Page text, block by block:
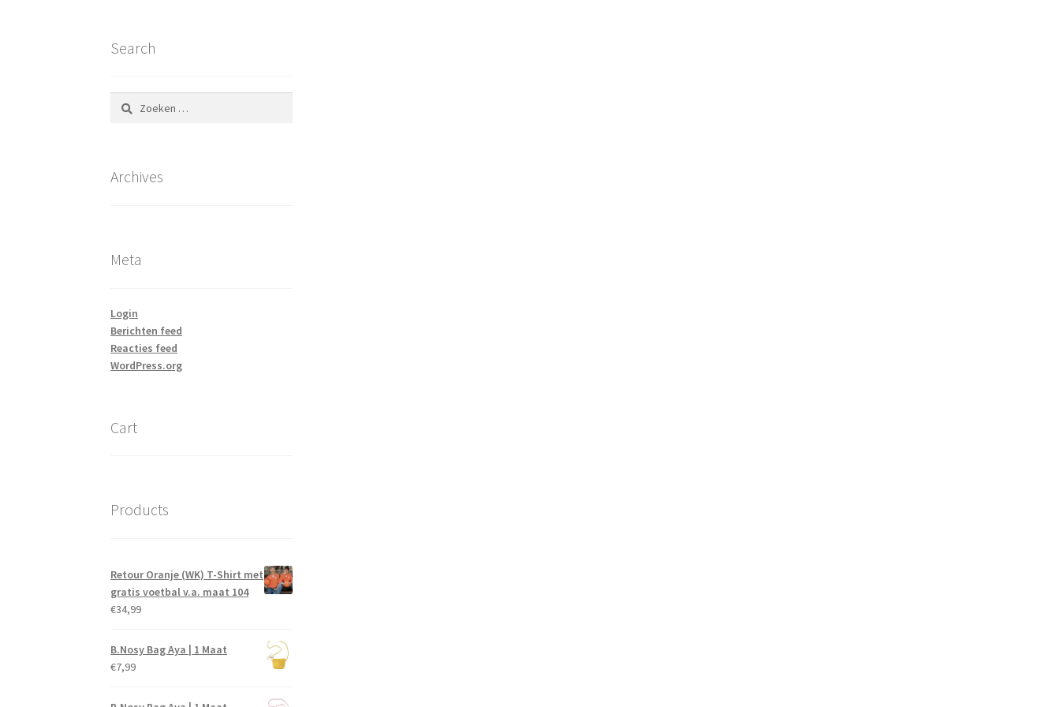
Search
Zoeken
naar:
Archives
Meta
Login
Berichten feed
Reacties feed
WordPress.org
Cart
Products
Retour Oranje (WK) T-Shirt met
gratis voetbal v.a. maat 104
€34,99
B.Nosy Bag Aya | 1 Maat
€7,99